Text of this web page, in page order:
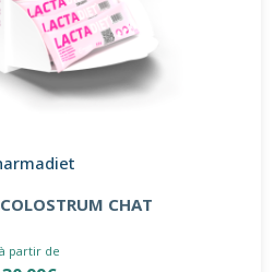
CHAT
à partir de